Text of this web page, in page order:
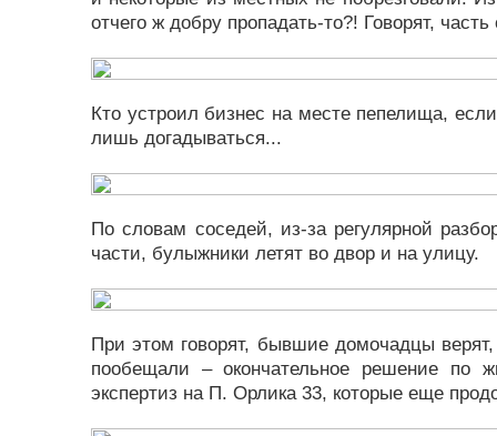
отчего ж добру пропадать-то?! Говорят,
Кто устроил бизнес на месте пепелища,
лишь догадываться...
По словам соседей, из-за регулярной
части, булыжники летят во двор и на улицу.
При этом говорят, бывшие домочадцы верят,
пообещали – окончательное решение по
экспертиз на П. Орлика 33, которые еще